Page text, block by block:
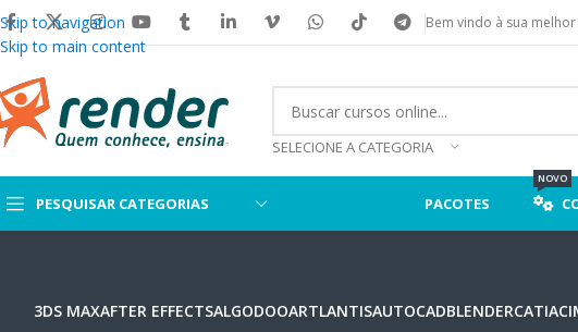
Skip to navigation
Skip to main content
Bem vindo à sua
SELECIONE A CATEGORIA
PESQUISAR CATEGORIAS PACOTES
NOVO
3DS MAXAFTER EFFECTSALGODOOARTLANTISAUTOCADBLENDERCATIA